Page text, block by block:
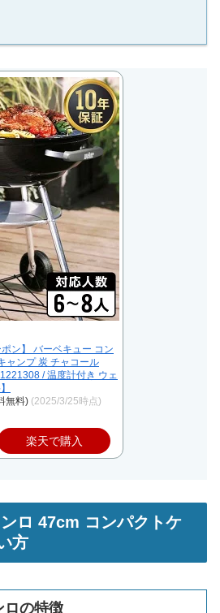
ン】 バーベキュー コン
ャンプ 炭 チャコール
/ 温度計付き ウェ
無料) (2025/3/25時点)
楽天で購入
ロ 47cm コンパクトケ
方
ロの特徴